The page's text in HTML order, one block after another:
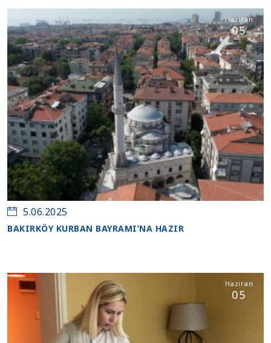
Haziran
05
5.06.2025
BAKIRKÖY KURBAN BAYRAMI’NA HAZIR
Haziran
05